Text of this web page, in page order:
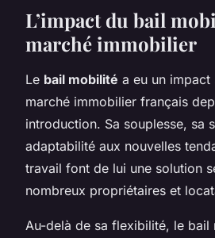
L’impact du bail
marché immobilier
Le bail mobilité a eu un
marché immobilier français
introduction. Sa souplesse, sa
adaptabilité aux nouvelles
travail font de lui une solution
nombreux propriétaires et
Au-delà de sa flexibilité, le